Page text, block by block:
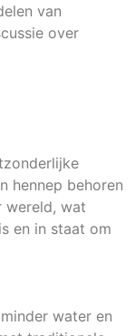
van
over
hennep behoren
wereld, wat
en in staat om
water en